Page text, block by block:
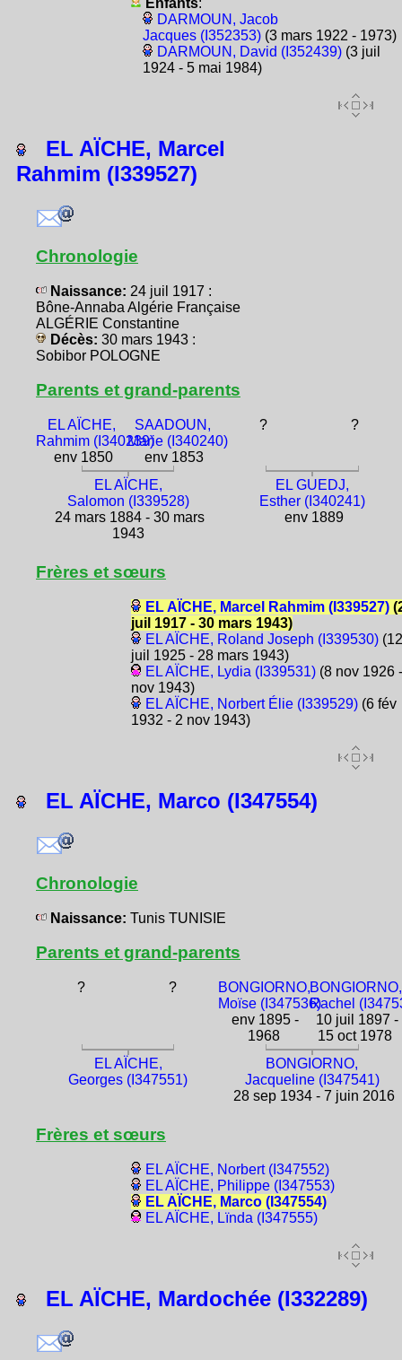
DARMOUN, Jacob
Jacques (I352353)(3 mars 1922 - 1973)
DARMOUN, David (I352439)(3 juil
1924 - 5 mai 1984)
EL AÏCHE, Marcel
Rahmim (I339527)
Chronologie
Naissance: 24 juil 1917 :
Bône-Annaba Algérie Française
ALGÉRIE Constantine
Décès: 30 mars 1943 :
Sobibor POLOGNE
Parents et grand-parents
EL AÏCHE,
Rahmim (I340239)
env 1850
SAADOUN,
Marie (I340240)
env 1853
? ?
EL AÏCHE,
Salomon (I339528)
24 mars 1884 - 30 mars
1943
EL GUEDJ,
Esther (I340241)
env 1889
Frères et sœurs
EL AÏCHE, Marcel Rahmim (I339527)
juil 1917 - 30 mars 1943)
EL AÏCHE, Roland Joseph (I339530)(12
juil 1925 - 28 mars 1943)
EL AÏCHE, Lydia (I339531)(8 nov 1926
nov 1943)
EL AÏCHE, Norbert Élie (I339529)(6 fév
1932 - 2 nov 1943)
EL AÏCHE, Marco (I347554)
Chronologie
Naissance: Tunis TUNISIE
Parents et grand-parents
? ?
BONGIORNO,
Moïse (I347536)
env 1895 -
1968
BONGIORNO,
Rachel
10 juil 1897 -
15 oct 1978
EL AÏCHE,
Georges (I347551)
BONGIORNO,
Jacqueline (I347541)
28 sep 1934 - 7 juin 2016
Frères et sœurs
EL AÏCHE, Norbert (I347552)
EL AÏCHE, Philippe (I347553)
EL AÏCHE, Marco (I347554)
EL AÏCHE, Lïnda (I347555)
EL AÏCHE, Mardochée (I332289)